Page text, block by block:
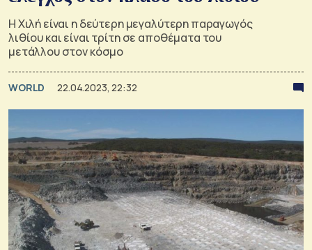
Η Χιλή είναι η δεύτερη μεγαλύτερη παραγωγός
λιθίου και είναι τρίτη σε αποθέματα του
μετάλλου στον κόσμο
WORLD 22.04.2023, 22:32